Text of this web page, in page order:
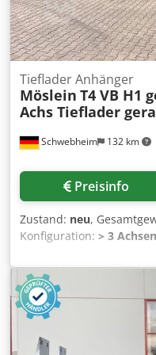
Schwebheim 132 km
Tieflader Anhänger
Möslein T4 VB H1
Achs Tieflader
Preisinfo
Zustand: neu,
Konfiguration: > 3 Achsen
,
Sonstige, Getriebetyp:
235/75 R 17,5
Fahrerkabine:Sonstige,
Biodiesel
Ladefläche, ABS,